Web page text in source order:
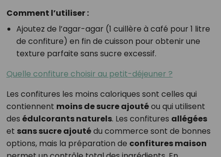
Comment l’utiliser :
Ajoutez de l’agar-agar (1 cuillère à café pour 1 litre
de confiture) en fin de cuisson pour obtenir une
texture parfaite sans sucre excessif.
Quelle confiture choisir au petit-déjeuner ?
Les confitures les moins caloriques sont celles qui
contiennent moins de sucre ajoutéou qui utilisent
des édulcorants naturels. Les confitures allégées
et sans sucre ajoutédu commerce sont de bonnes
options, mais la préparation de confitures maison